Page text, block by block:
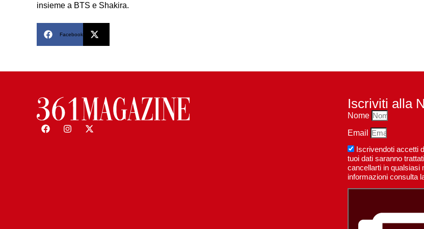
insieme a BTS e Shakira.
Facebook
Iscriviti alla
Nome
Email
Iscrivendoti accetti
tuoi dati saranno
cancellarti in qualsiasi
informazioni consulta